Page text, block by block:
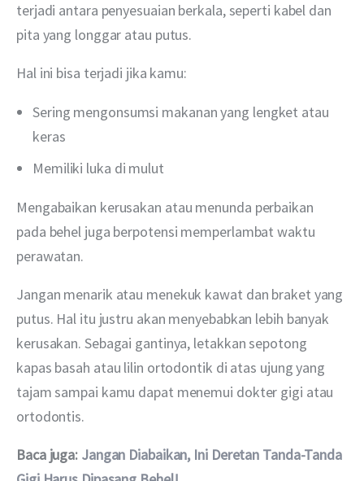
terjadi antara penyesuaian berkala, seperti kabel dan
pita yang longgar atau putus.
Hal ini bisa terjadi jika kamu:
Sering mengonsumsi makanan yang lengket atau
keras
Memiliki luka di mulut
Mengabaikan kerusakan atau menunda perbaikan
pada behel juga berpotensi memperlambat waktu
perawatan.
Jangan menarik atau menekuk kawat dan braket yang
putus. Hal itu justru akan menyebabkan lebih banyak
kerusakan. Sebagai gantinya, letakkan sepotong
kapas basah atau lilin ortodontik di atas ujung yang
tajam sampai kamu dapat menemui dokter gigi atau
ortodontis.
Baca juga: Jangan Diabaikan, Ini Deretan Tanda-Tanda